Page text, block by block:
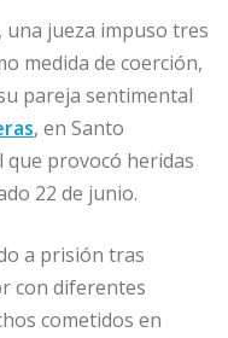
m
p
ar
ti
r
jueza impuso tres
medida de coerción,
pareja sentimental
, en Santo
que provocó heridas
22 de junio.
a prisión tras
con diferentes
cometidos en